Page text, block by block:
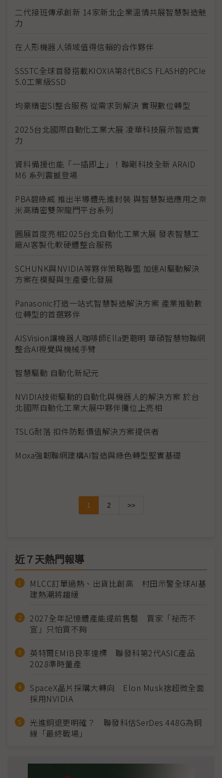
二代接班傳承創新 14家新北企業溫情共展智慧製造魅
力
在人形機器人領域值得信賴的合作夥伴
SSSTC全球首發搭載KIOXIA第8代BiCS FLASH的PCIe
5.0工業級SSD
均豪精密SI整合服務 從需求到解決 實現數位轉型
2025台北國際自動化工業大展 凌華科技展示智造實
力
資料備援也能「一插即上」！聯剛科技全新 ARAID
M6 系列震撼登場
PBA碧綠威 推出半導體先進封裝 與智慧製造應用之奈
米高精密雙架龍門平台系列
圓展首度亮相2025台北自動化工業大展 發表智慧工
廠AI客製化軟硬體整合服務
SCHUNK與NVIDIA等夥伴策略聯盟 加速AI驅動解決
方案在模擬與生產優化發展
Panasonic打造一站式智慧製造解決方案 產業推動數
位轉型的首選夥伴
AISVision讓機器人咖啡師Ella更聰明 華碩智慧物聯網
整合AI視覺與機械手臂
智慧驅動 自動化新紀元
NVIDIA技術驅動的自動化與機器人的解決方案 於台
北國際自動化工業大展中夥伴攤位上亮相
TSLG耐落 扣件防鬆價值解決方案提供者
Moxa強韌聯網建構AI智造與綠色轉型堅實基礎
1 2 >>
近７天熱門報導
MLCC訂單過熱、出貨比創高 村田示警全球AI基
建熱潮將趨緩
2027全年記憶體產能提前售罄 買家「祕而不
宣」只怕買不夠
英特爾EMIB良率達標 聯發科第2代ASIC產品
2028準時量產
SpaceX晶片採購大轉向 Elon Musk捨超微全面
採用NVIDIA
光進銅退更明確？ 聯發科估SerDes 448G為銅
線「最終戰場」